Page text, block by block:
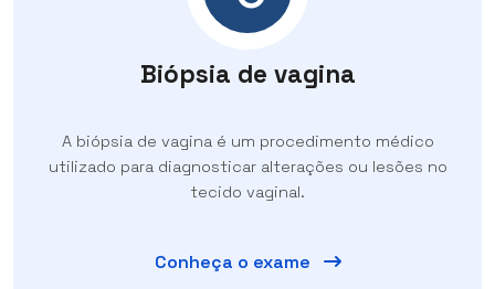
Biópsia de vagina
A biópsia de vagina é um procedimento médico
utilizado para diagnosticar alterações ou lesões no
tecido vaginal.
Conheça o exame